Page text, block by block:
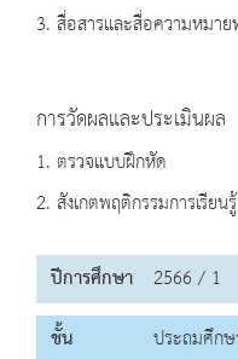
3. สื่อสารและสื่อความหมา
การวัดผลและประเมินผล
1. ตรวจแบบฝึกหัด
2. สังเกตพฤติกรรมการเรียนรู้
ปีการศึกษา 2566 / 1
ชั้น
ประถมศึก